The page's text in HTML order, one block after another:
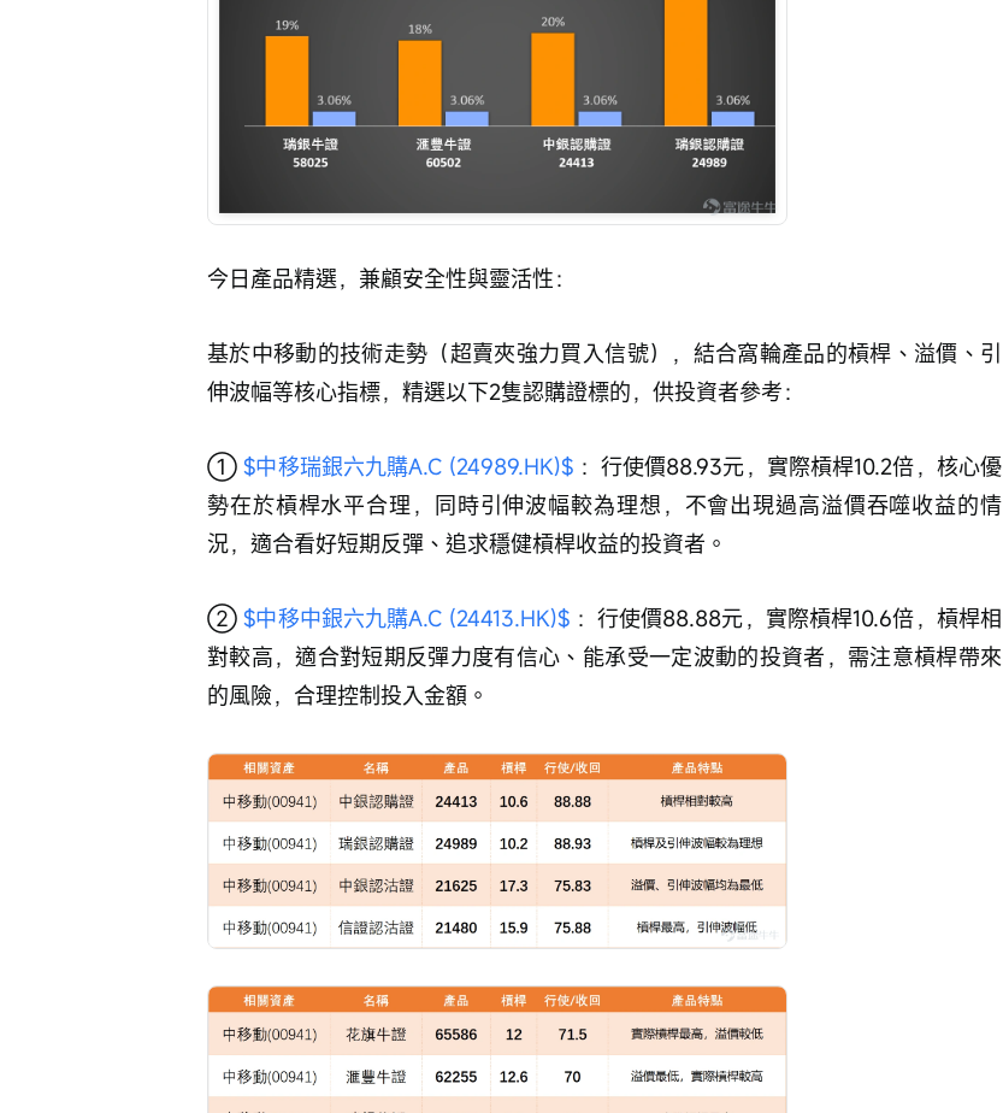
今日產品精選，兼顧安全性與靈活性：
基於中移動的技術走勢（超賣夾強力買入信號），結合窩輪產品的槓桿、溢價、引
伸波幅等核心指標，精選以下2隻認購證標的，供投資者參考：
① $中移瑞銀六九購A.C (24989.HK)$ ：行使價88.93元，實際槓桿10.2倍，核心優
勢在於槓桿水平合理，同時引伸波幅較為理想，不會出現過高溢價吞噬收益的情
況，適合看好短期反彈、追求穩健槓桿收益的投資者。
② $中移中銀六九購A.C (24413.HK)$ ：行使價88.88元，實際槓桿10.6倍，槓桿相
對較高，適合對短期反彈力度有信心、能承受一定波動的投資者，需注意槓桿帶來
的風險，合理控制投入金額。